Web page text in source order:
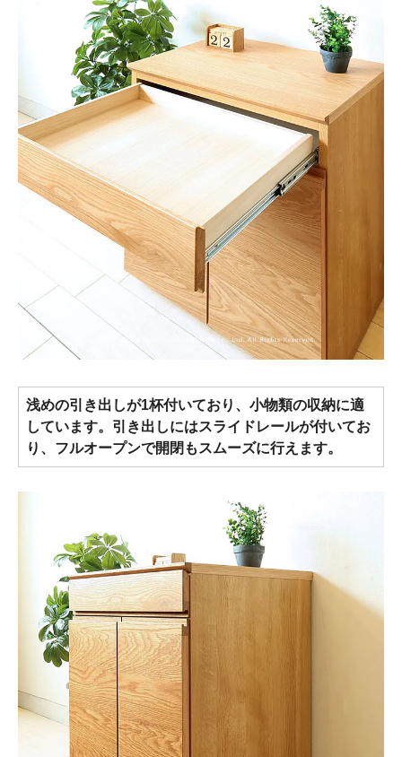
浅めの引き出しが1杯付いており、小物類の収納に適
しています。引き出しにはスライドレールが付いてお
り、フルオープンで開閉もスムーズに行えます。